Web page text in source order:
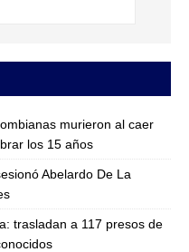
murieron al caer
los 15 años
Abelardo De La
trasladan a 117 presos de